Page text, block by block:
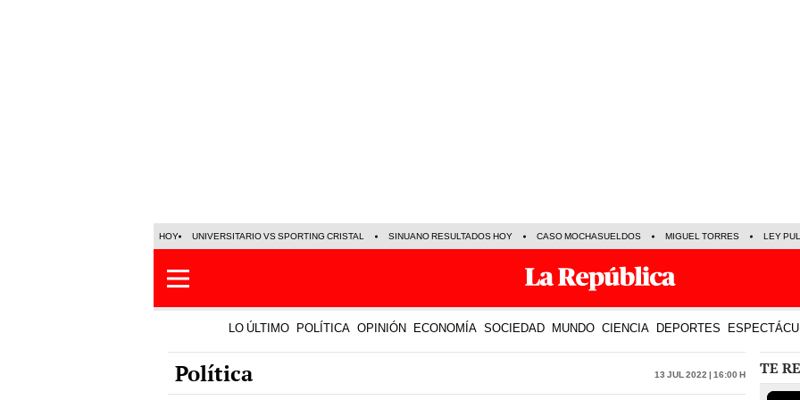
HOY UNIVERSITARIO VS SPORTING CRISTAL SINUANO RESULTADOS HOY CASO MOCHASUELDOS MIGUEL TORRES LEY
LO ÚLTIMO POLÍTICA OPINIÓN ECONOMÍA SOCIEDAD MUNDO CIENCIA DEPORTES
Política 13 Jul 2022 | 16:00 h TE